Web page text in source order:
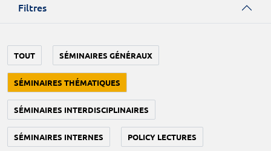
Filtres
TOUT SÉMINAIRES GÉNÉRAUX
SÉMINAIRES THÉMATIQUES
SÉMINAIRES INTERDISCIPLINAIRES
SÉMINAIRES INTERNES POLICY LECTURES